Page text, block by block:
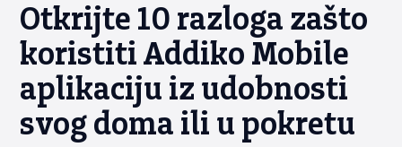
Otkrijte 10 razloga zašto
koristiti Addiko Mobile
aplikaciju iz udobnosti
svog doma ili u pokretu